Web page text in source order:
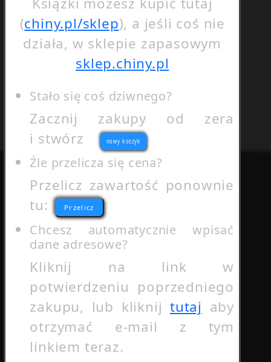
(chiny.pl/sklep), a jeśli coś nie
działa, w sklepie zapasowym
sklep.chiny.pl
Stało się coś dziwnego?
Zacznij zakupy od zera
i stwórz
nowy koszyk
Źle przelicza się cena?
Przelicz zawartość ponownie
tu:
Przelicz
Chcesz automatycznie wpisać
dane adresowe?
Kliknij na link w
potwierdzeniu poprzedniego
zakupu, lub kliknij tutaj aby
otrzymać e‑mail z tym
linkiem teraz.